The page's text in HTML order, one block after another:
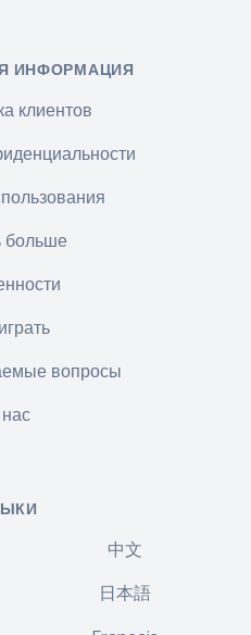
ИНФОРМАЦИЯ
клиентов
больше
вопросы
中文
日本語